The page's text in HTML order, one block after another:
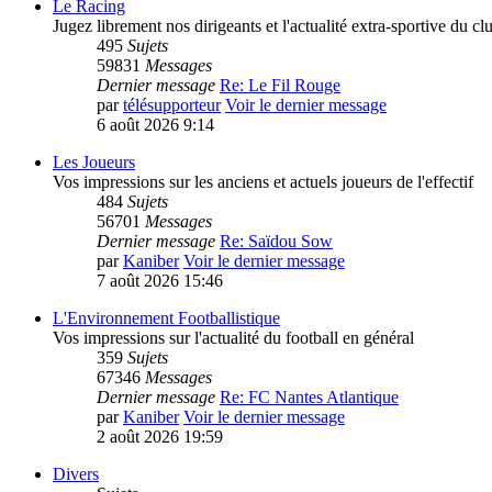
Le Racing
Jugez librement nos dirigeants et l'actualité extra-sportive du
495 Sujets
59831 Messages
Dernier message Re: Le Fil Rouge
partélésupporteur Voir le dernier message
6 août 2026 9:14
Les Joueurs
Vos impressions sur les anciens et actuels joueurs de l'effectif
484 Sujets
56701 Messages
Dernier message Re: Saïdou Sow
parKaniber Voir le dernier message
7 août 2026 15:46
L'Environnement Footballistique
Vos impressions sur l'actualité du football en général
359 Sujets
67346 Messages
Dernier message Re: FC Nantes Atlantique
parKaniber Voir le dernier message
2 août 2026 19:59
Divers